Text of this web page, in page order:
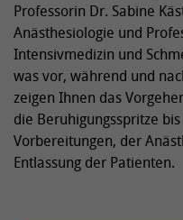
Professorin Dr. Sabine
Anästhesiologie und
Intensivmedizin und
was vor, während und
zeigen Ihnen das
die Beruhigungsspritze
Vorbereitungen, der
Entlassung der Patienten.